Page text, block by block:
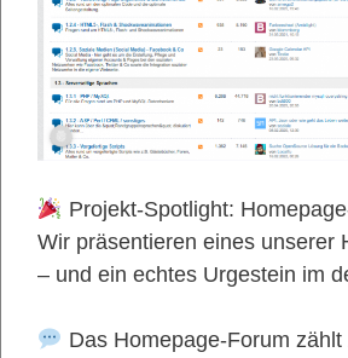
Projekt-Spotlight:
Wir präsentieren eines unserer
– und ein echtes Urgestein im
Das Homepage-Forum